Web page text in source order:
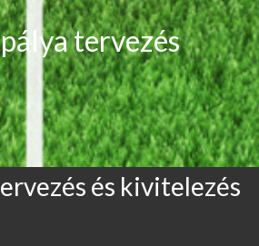
tervezés
és kivitelezés